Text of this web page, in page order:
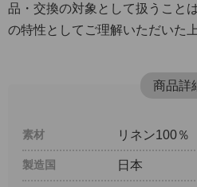
品・交換の対象として扱うこと
の特性としてご理解いただいた
商品詳
素材 リネン100％
製造国 日本